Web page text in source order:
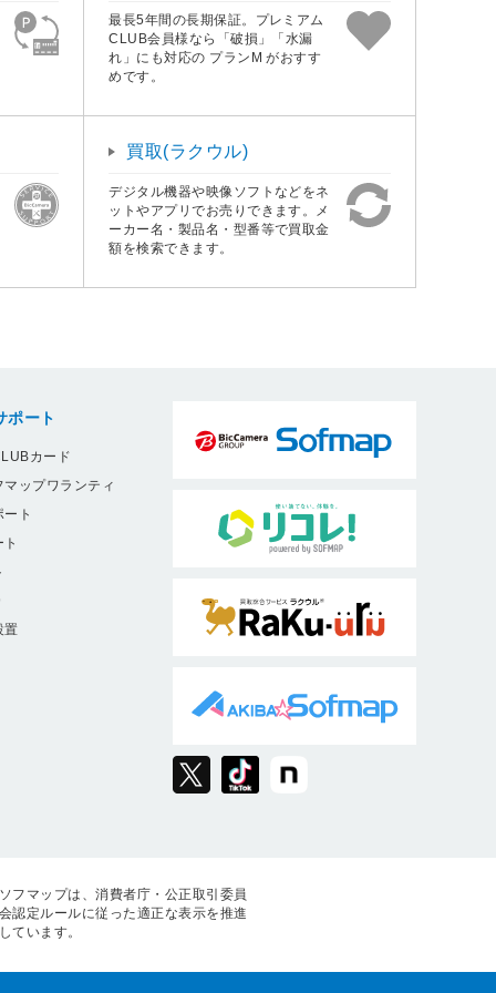
最長5年間の長期保証。プレミアム
CLUB会員様なら「破損」「水漏
れ」にも対応の プランM がおすす
めです。
買取(ラクウル)
デジタル機器や映像ソフトなどをネ
ットやアプリでお売りできます。メ
ーカー名・製品名・型番等で買取金
額を検索できます。
ポート
カード
ップワランティ
ト
置
ソフマップは、消費者庁・公正取引委員
会認定ルールに従った適正な表示を推進
しています。